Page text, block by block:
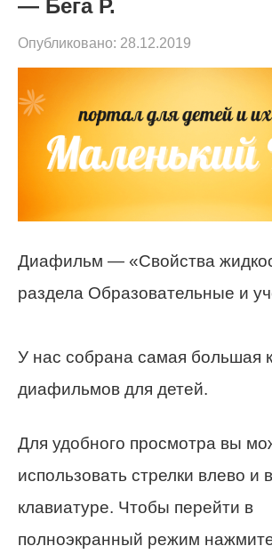
— Бега Р.
Опубликовано: 28.12.2019
Диафильм — «Свойства
раздела Образовательные и
У нас собрана самая большая
диафильмов для детей.
Для удобного просмотра вы
использовать стрелки влево и
клавиатуре. Чтобы перейти в
полноэкранный режим